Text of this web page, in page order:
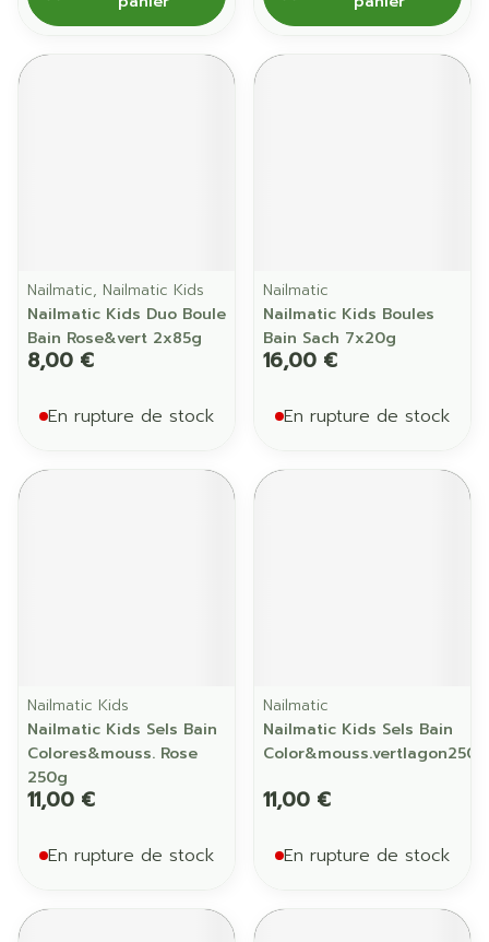
Nailmatic, Nailmatic Kids
Nailmatic Kids Duo Boule
Bain Rose&vert 2x85g
8,00 €
En rupture de stock
Nailmatic
Nailmatic Kids Boules
Bain Sach 7x20g
16,00 €
En rupture de stock
Nailmatic Kids
Nailmatic Kids Sels Bain
Colores&mouss. Rose
250g
11,00 €
En rupture de stock
Nailmatic
Nailmatic Kids Sels Bain
Color&mouss.vertlagon250g
11,00 €
En rupture de stock